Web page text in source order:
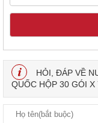
HỎI, ĐÁP VỀ
QUỐC HỘP 30 GÓI X